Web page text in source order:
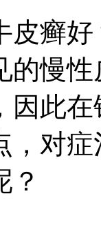
皮癣
的慢
因此
，对
？